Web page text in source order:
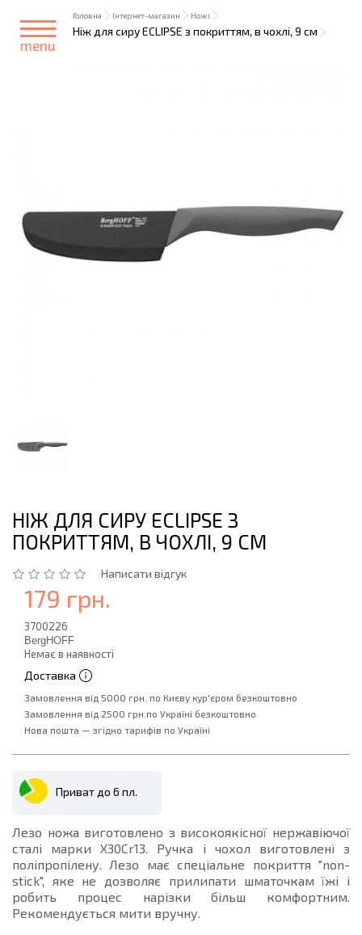
menu
Головна Інтернет-магазин Ножі
Ніж для сиру ECLIPSE з покриттям, в чохлі, 9 см
НІЖ ДЛЯ СИРУ ECLIPSE З
ПОКРИТТЯМ, В ЧОХЛІ, 9 СМ
Написати відгук
179 грн.
3700226
BergHOFF
Немає в наявності
Доставка
Замовлення від 5000 грн. по Києву кур'єром безкоштовно
Замовлення від 2500 грн.по Україні безкоштовно
Нова пошта — згідно тарифів по Україні
Приват до 6 пл.
Лезо ножа виготовлено з високоякісної нержавіючої
сталі марки Х30Cr13. Ручка і чохол виготовлені з
поліпропілену. Лезо має спеціальне покриття "non-
stick", яке не дозволяє прилипати шматочкам їжі і
робить процес нарізки більш комфортним.
Рекомендується мити вручну.